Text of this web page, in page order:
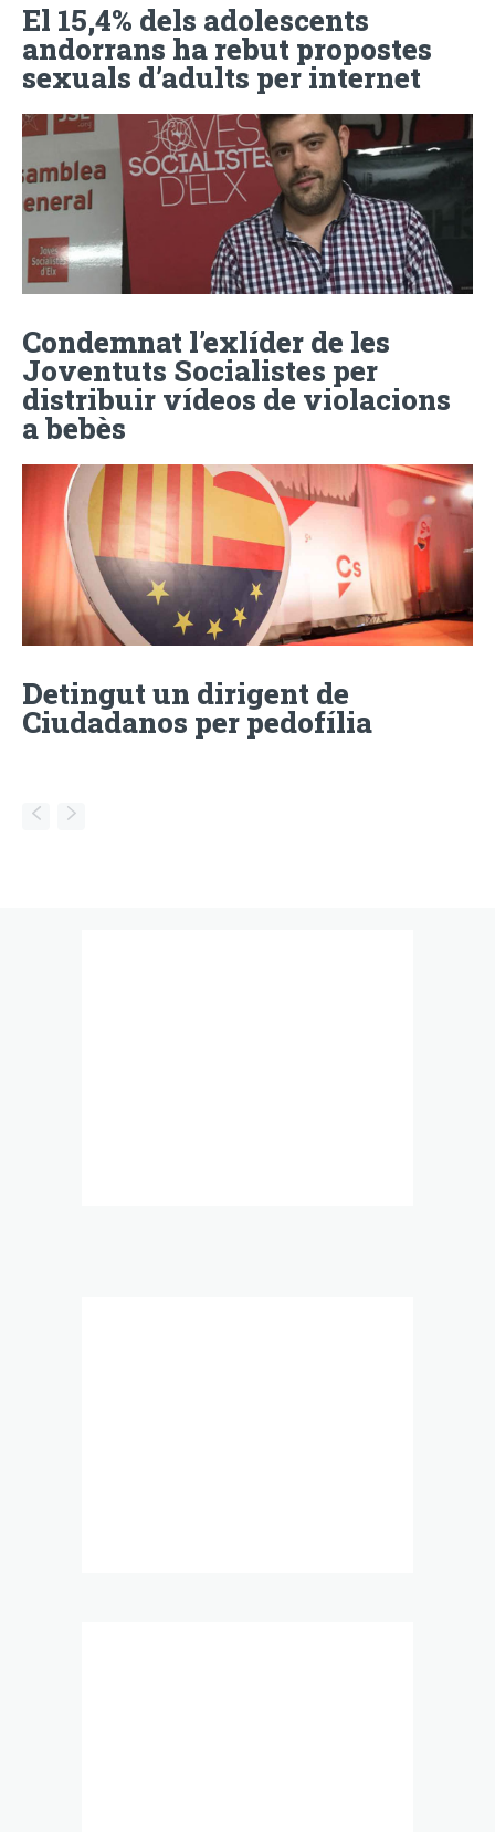
El 15,4% dels adolescents
andorrans ha rebut propostes
sexuals d’adults per internet
Condemnat l’exlíder de les
Joventuts Socialistes per
distribuir vídeos de violacions
a bebès
Detingut un dirigent de
Ciudadanos per pedofília